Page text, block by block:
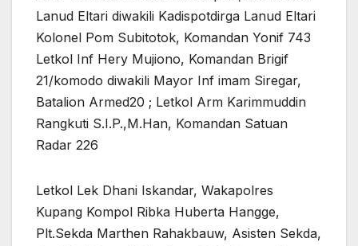
Lanud Eltari diwakili Kadispotdirga Lanud Eltari
Kolonel Pom Subitotok, Komandan Yonif 743
Letkol Inf Hery Mujiono, Komandan Brigif
21/komodo diwakili Mayor Inf imam Siregar,
Batalion Armed20 ; Letkol Arm Karimmuddin
Rangkuti S.I.P.,M.Han, Komandan Satuan
Radar 226
Letkol Lek Dhani Iskandar, Wakapolres
Kupang Kompol Ribka Huberta Hangge,
Plt.Sekda Marthen Rahakbauw, Asisten Sekda,